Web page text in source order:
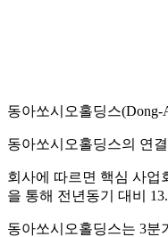
동아쏘시오홀딩스(Dong-
동아쏘시오홀딩스의 연
회사에 따르면 핵심 사
을 통해 전년동기 대비
동아쏘시오홀딩스는 3분